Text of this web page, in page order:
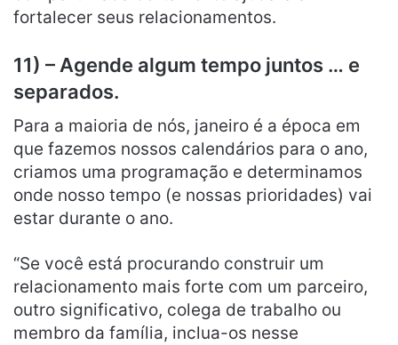
fortalecer seus relacionamentos.
11) – Agende algum tempo juntos … e
separados.
Para a maioria de nós, janeiro é a época em
que fazemos nossos calendários para o ano,
criamos uma programação e determinamos
onde nosso tempo (e nossas prioridades) vai
estar durante o ano.
“Se você está procurando construir um
relacionamento mais forte com um parceiro,
outro significativo, colega de trabalho ou
membro da família, inclua-os nesse